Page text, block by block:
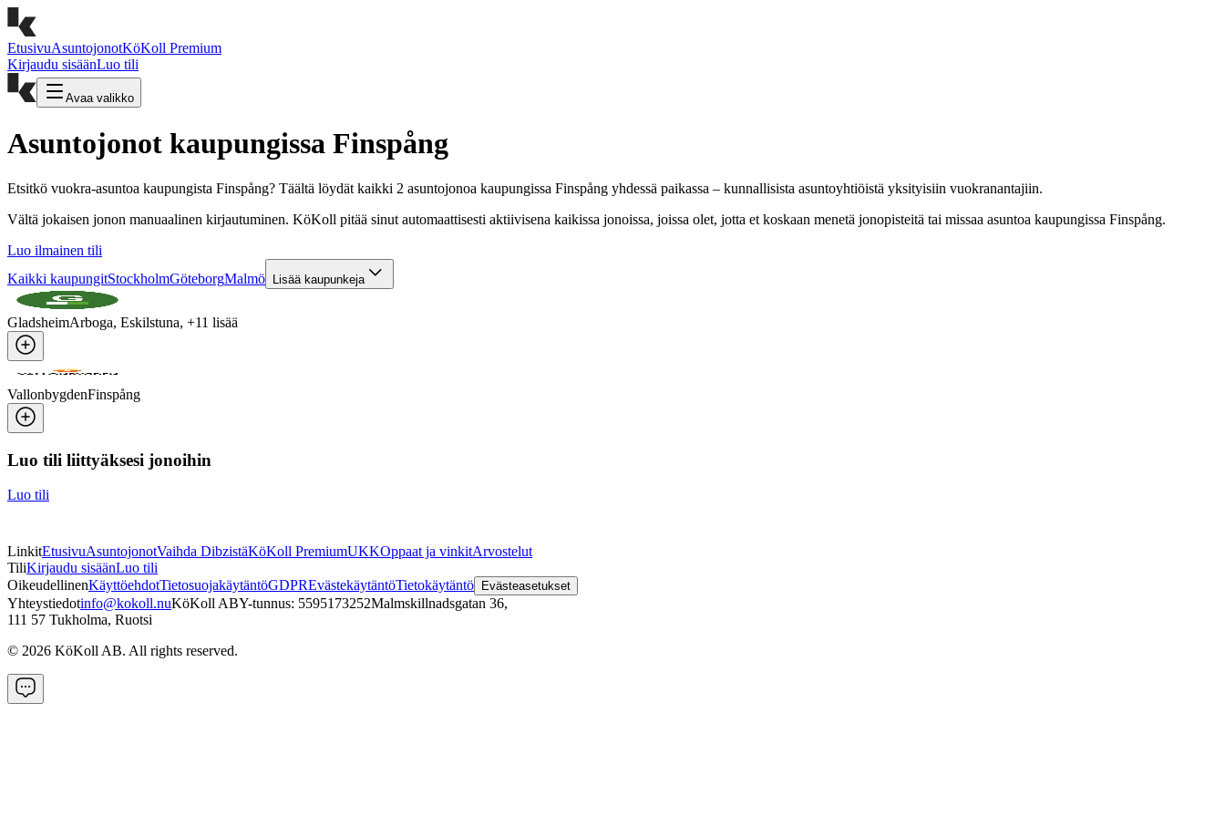
EtusivuAsuntojonotKöKoll Premium
Kirjaudu sisäänLuo tili
Avaa valikko
Asuntojonot kaupungissa Finspång
Etsitkö vuokra-asuntoa kaupungista Finspång? Täältä löydät kaikki 2 asuntojonoa kaupungissa Finspång yhdessä paikassa – kunnallisista asuntoyhtiöistä yksityisiin vuokranantajiin.
Vältä jokaisen jonon manuaalinen kirjautuminen. KöKoll pitää sinut automaattisesti aktiivisena kaikissa jonoissa, joissa olet, jotta et koskaan menetä jonopisteitä tai missaa asuntoa kaupungissa Finspång.
Luo ilmainen tili
Kaikki kaupungitStockholmGöteborgMalmö Lisää kaupunkeja
GladsheimArboga, Eskilstuna, +11 lisää
VallonbygdenFinspång
Luo tili liittyäksesi jonoihin
Luo tili
LinkitEtusivuAsuntojonotVaihda DibzistäKöKoll PremiumUKKOppaat ja vinkitArvostelut
TiliKirjaudu sisäänLuo tili
OikeudellinenKäyttöehdotTietosuojakäytäntöGDPREvästekäytäntöTietokäytäntö Evästeasetukset
Yhteystiedotinfo@kokoll.nuKöKoll ABY-tunnus: 5595173252Malmskillnadsgatan 36,
111 57 Tukholma, Ruotsi
© 2026 KöKoll AB. All rights reserved.